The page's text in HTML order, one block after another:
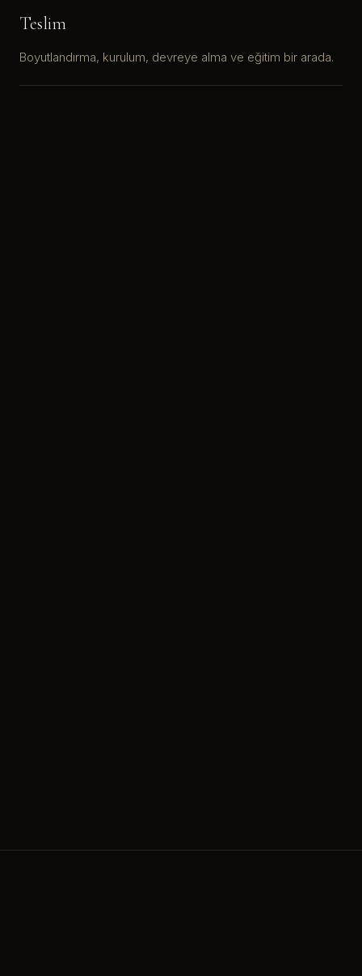
Teslim
Boyutlandırma, kurulum, devreye alma ve eğitim bir arada.